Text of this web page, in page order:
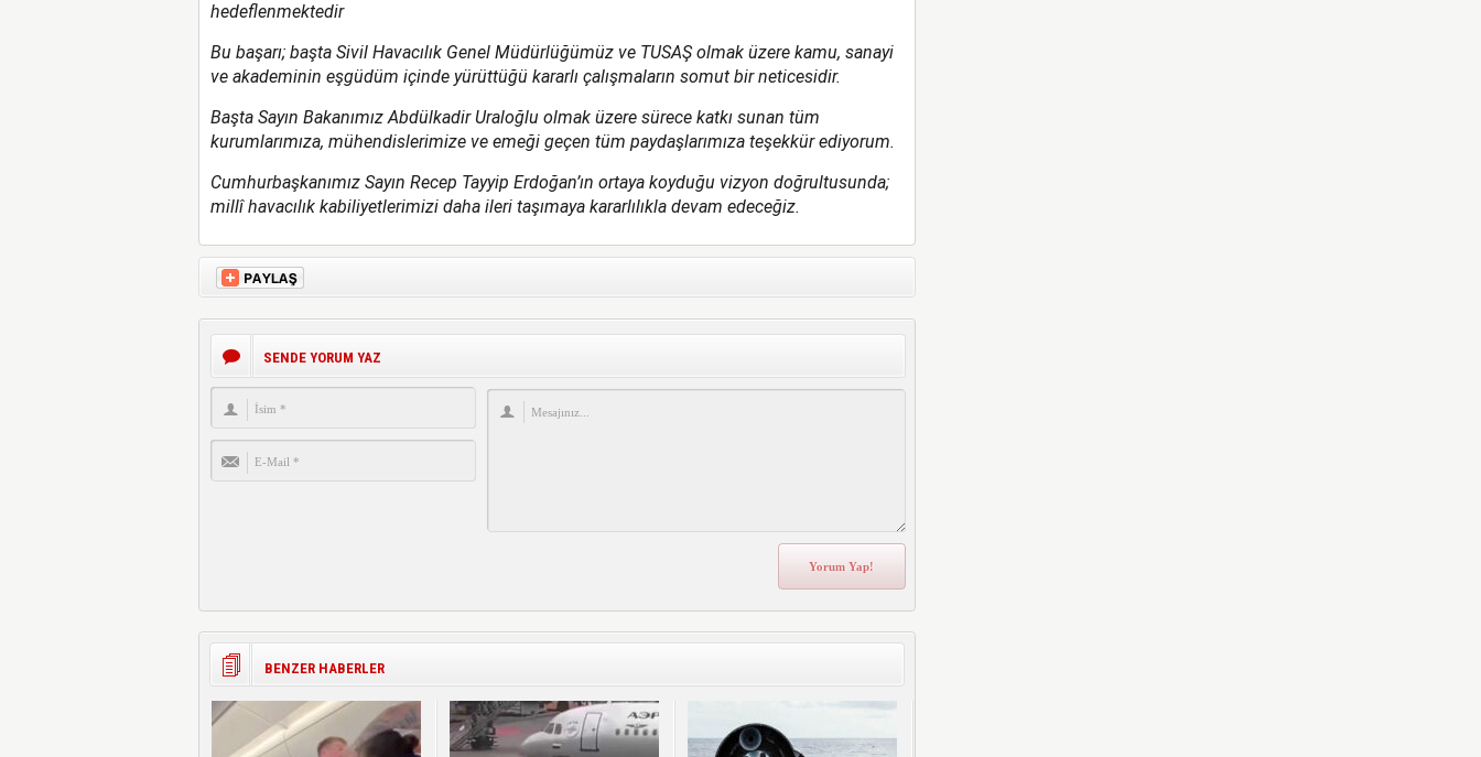
hedeflenmektedir
Bu başarı; başta Sivil Havacılık Genel Müdürlüğümüz ve TUSAŞ olmak üzere kamu, sanayi
ve akademinin eşgüdüm içinde yürüttüğü kararlı çalışmaların somut bir neticesidir.
Başta Sayın Bakanımız Abdülkadir Uraloğlu olmak üzere sürece katkı sunan tüm
kurumlarımıza, mühendislerimize ve emeği geçen tüm paydaşlarımıza teşekkür ediyorum.
Cumhurbaşkanımız Sayın Recep Tayyip Erdoğan’ın ortaya koyduğu vizyon doğrultusunda;
millî havacılık kabiliyetlerimizi daha ileri taşımaya kararlılıkla devam edeceğiz.
SENDE YORUM YAZ
BENZER HABERLER